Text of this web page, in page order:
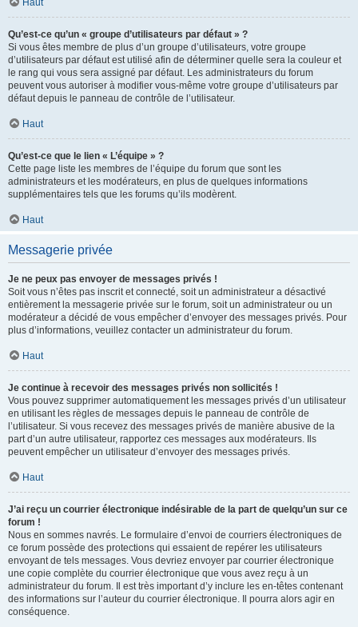
Haut
Qu’est-ce qu’un « groupe d’utilisateurs par défaut » ?
Si vous êtes membre de plus d’un groupe d’utilisateurs, votre groupe
d’utilisateurs par défaut est utilisé afin de déterminer quelle sera la couleur et
le rang qui vous sera assigné par défaut. Les administrateurs du forum
peuvent vous autoriser à modifier vous-même votre groupe d’utilisateurs par
défaut depuis le panneau de contrôle de l’utilisateur.
Haut
Qu’est-ce que le lien « L’équipe » ?
Cette page liste les membres de l’équipe du forum que sont les
administrateurs et les modérateurs, en plus de quelques informations
supplémentaires tels que les forums qu’ils modèrent.
Haut
Messagerie privée
Je ne peux pas envoyer de messages privés !
Soit vous n’êtes pas inscrit et connecté, soit un administrateur a désactivé
entièrement la messagerie privée sur le forum, soit un administrateur ou un
modérateur a décidé de vous empêcher d’envoyer des messages privés. Pour
plus d’informations, veuillez contacter un administrateur du forum.
Haut
Je continue à recevoir des messages privés non sollicités !
Vous pouvez supprimer automatiquement les messages privés d’un utilisateur
en utilisant les règles de messages depuis le panneau de contrôle de
l’utilisateur. Si vous recevez des messages privés de manière abusive de la
part d’un autre utilisateur, rapportez ces messages aux modérateurs. Ils
peuvent empêcher un utilisateur d’envoyer des messages privés.
Haut
J’ai reçu un courrier électronique indésirable de la part de quelqu’un sur ce
forum !
Nous en sommes navrés. Le formulaire d’envoi de courriers électroniques de
ce forum possède des protections qui essaient de repérer les utilisateurs
envoyant de tels messages. Vous devriez envoyer par courrier électronique
une copie complète du courrier électronique que vous avez reçu à un
administrateur du forum. Il est très important d’y inclure les en-têtes contenant
des informations sur l’auteur du courrier électronique. Il pourra alors agir en
conséquence.